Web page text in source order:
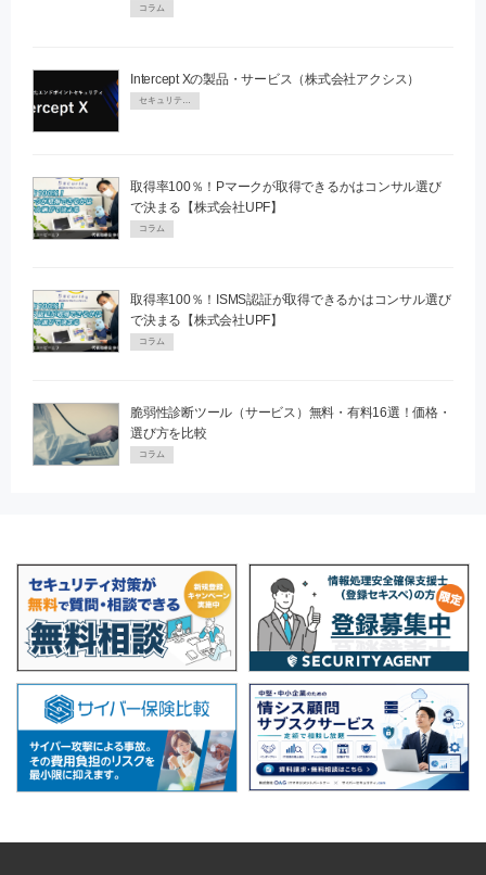
コラム
Intercept Xの製品・サービス（株式会社アクシス）
セキュリティPR
取得率100％！Pマークが取得できるかはコンサル選び
で決まる【株式会社UPF】
コラム
取得率100％！ISMS認証が取得できるかはコンサル選び
で決まる【株式会社UPF】
コラム
脆弱性診断ツール（サービス）無料・有料16選！価格・
選び方を比較
コラム